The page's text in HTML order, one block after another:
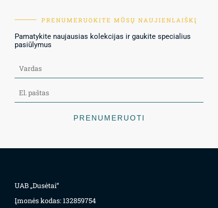
PRENUMERUOKITE MŪSŲ NAUJIENLAIŠKĮ
Pamatykite naujausias kolekcijas ir gaukite specialius
pasiūlymus
PRENUMERUOTI
UAB „Dusėtai“
Įmonės kodas: 132859754